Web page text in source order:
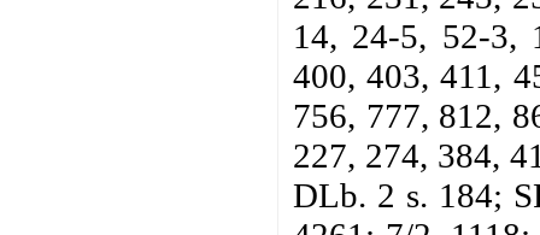
14, 24-5, 52-3,
400, 403, 411,
756, 777, 812,
227, 274, 384,
DLb. 2 s. 184;